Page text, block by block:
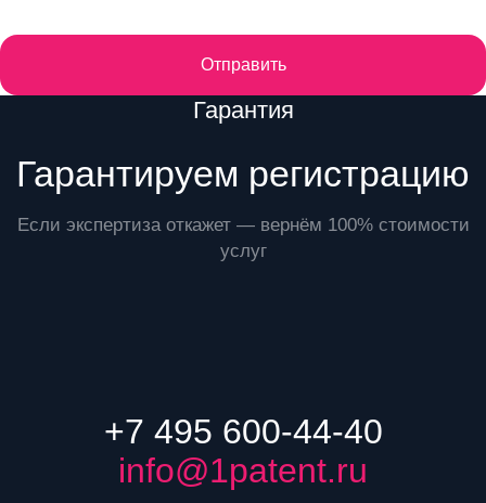
Отправить
Гарантия
Гарантируем регистрацию
Если экспертиза откажет — вернём 100% стоимости
услуг
+7 495 600-44-40
info@1patent.ru